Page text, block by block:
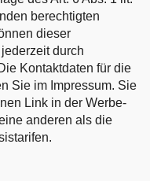
berechtigten
dieser
durch
Kontaktdaten für die
Sie im Impressum. Sie
Link in der Werbe-
anderen als die